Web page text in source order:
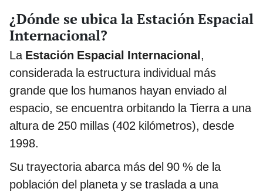
¿Dónde se ubica la Estación Espacial
Internacional?
La Estación Espacial Internacional,
considerada la estructura individual más
grande que los humanos hayan enviado al
espacio, se encuentra orbitando la Tierra a una
altura de 250 millas (402 kilómetros), desde
1998.
Su trayectoria abarca más del 90 % de la
población del planeta y se traslada a una